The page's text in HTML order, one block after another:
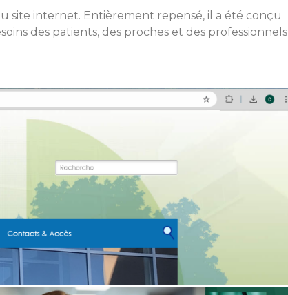
site internet. Entièrement repensé, il a été conçu
des patients, des proches et des professionnels